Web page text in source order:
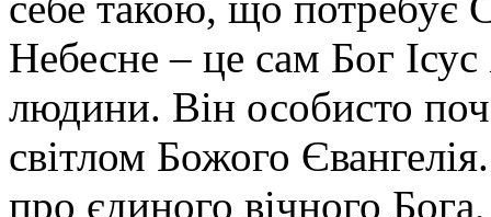
Небесне – це сам Бог
людини. Він особисто
світлом Божого
про єдиного вічного